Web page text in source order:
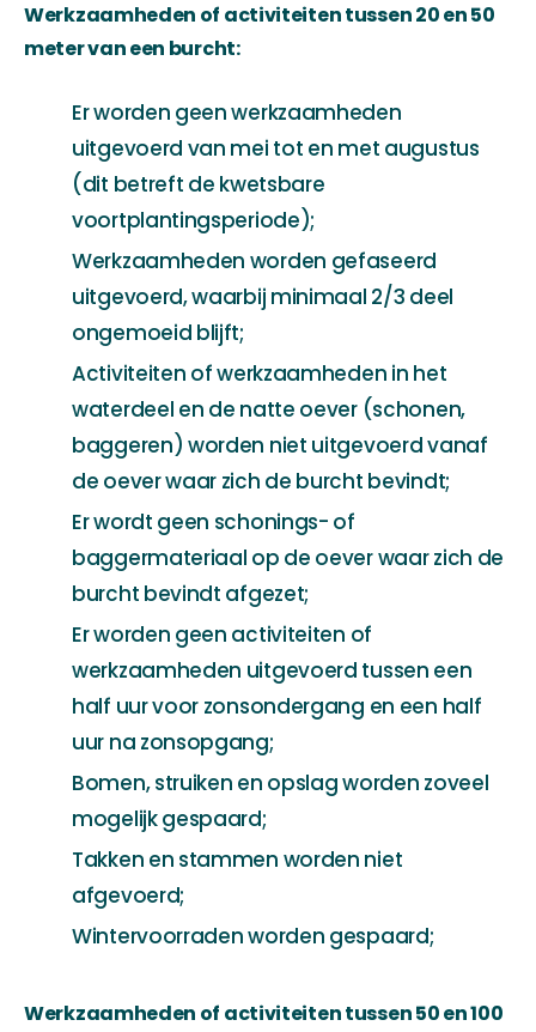
Werkzaamheden of activiteiten tussen 20 en 50
meter van een burcht:
Er worden geen werkzaamheden
uitgevoerd van mei tot en met augustus
(dit betreft de kwetsbare
voortplantingsperiode);
Werkzaamheden worden gefaseerd
uitgevoerd, waarbij minimaal 2/3 deel
ongemoeid blijft;
Activiteiten of werkzaamheden in het
waterdeel en de natte oever (schonen,
baggeren) worden niet uitgevoerd vanaf
de oever waar zich de burcht bevindt;
Er wordt geen schonings- of
baggermateriaal op de oever waar zich de
burcht bevindt afgezet;
Er worden geen activiteiten of
werkzaamheden uitgevoerd tussen een
half uur voor zonsondergang en een half
uur na zonsopgang;
Bomen, struiken en opslag worden zoveel
mogelijk gespaard;
Takken en stammen worden niet
afgevoerd;
Wintervoorraden worden gespaard;
Werkzaamheden of activiteiten tussen 50 en 100